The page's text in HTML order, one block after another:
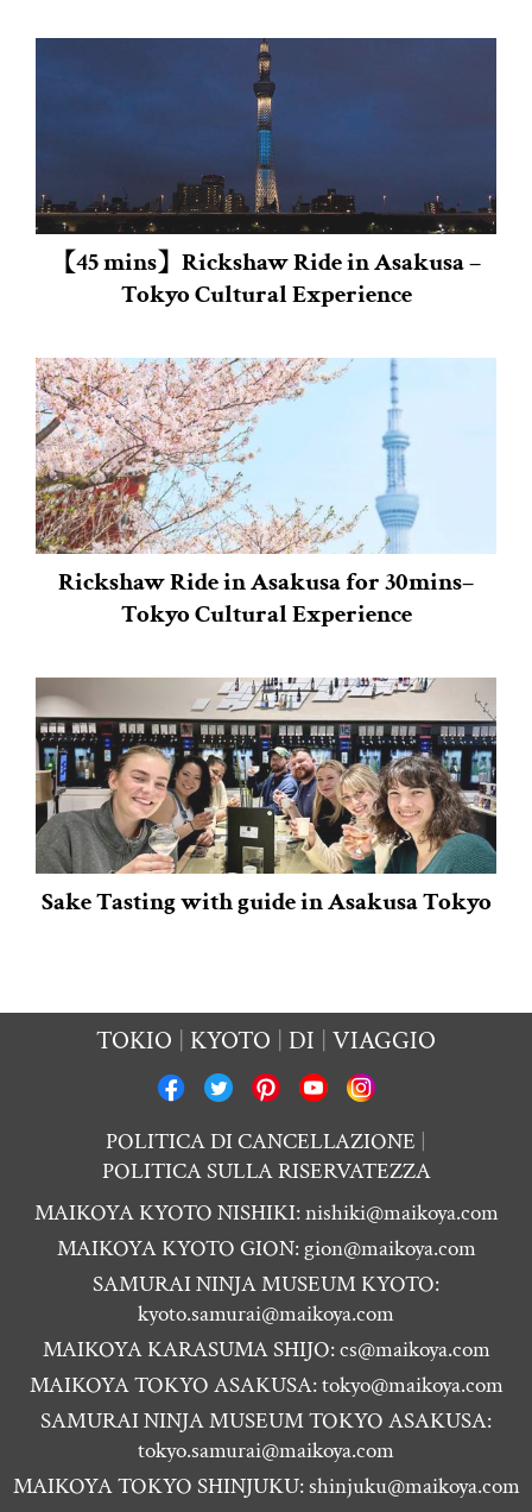
【45 mins】Rickshaw Ride in Asakusa –
Tokyo Cultural Experience
Rickshaw Ride in Asakusa for 30mins–
Tokyo Cultural Experience
Sake Tasting with guide in Asakusa Tokyo
TOKIO KYOTO DI VIAGGIO
POLITICA DI CANCELLAZIONE
POLITICA SULLA RISERVATEZZA
MAIKOYA KYOTO NISHIKI:nishiki@maikoya.com
MAIKOYA KYOTO GION:gion@maikoya.com
SAMURAI NINJA MUSEUM KYOTO:
kyoto.samurai@maikoya.com
MAIKOYA KARASUMA SHIJO:cs@maikoya.com
MAIKOYA TOKYO ASAKUSA:tokyo@maikoya.com
SAMURAI NINJA MUSEUM TOKYO ASAKUSA:
tokyo.samurai@maikoya.com
MAIKOYA TOKYO SHINJUKU:shinjuku@maikoya.com